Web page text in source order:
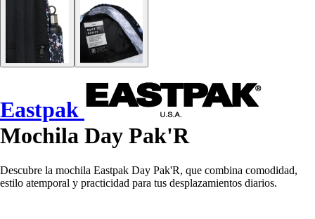
Eastpak
Mochila Day Pak'R
Descubre la mochila Eastpak Day Pak'R, que combina comodidad,
estilo atemporal y practicidad para tus desplazamientos diarios.